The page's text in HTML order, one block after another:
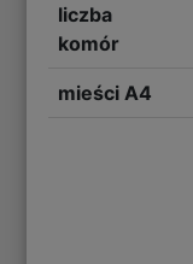
liczba
komór
mieści A4